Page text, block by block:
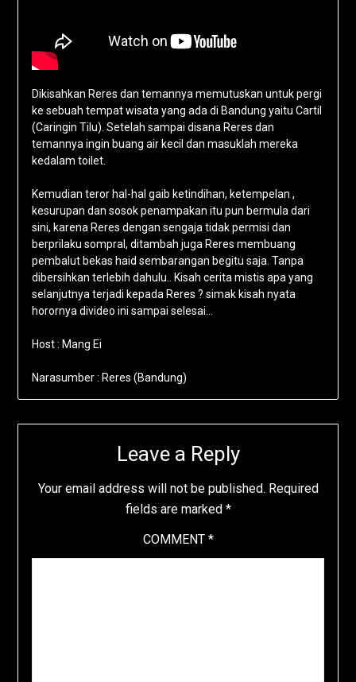
Dikisahkan Reres dan temannya memutuskan untuk pergi
ke sebuah tempat wisata yang ada di Bandung yaitu Cartil
(Caringin Tilu). Setelah sampai disana Reres dan
temannya ingin buang air kecil dan masuklah mereka
kedalam toilet.
Kemudian teror hal-hal gaib ketindihan, ketempelan ,
kesurupan dan sosok penampakan itu pun bermula dari
sini, karena Reres dengan sengaja tidak permisi dan
berprilaku sompral, ditambah juga Reres membuang
pembalut bekas haid sembarangan begitu saja. Tanpa
dibersihkan terlebih dahulu.. Kisah cerita mistis apa yang
selanjutnya terjadi kepada Reres ? simak kisah nyata
horornya divideo ini sampai selesai…
Host : Mang Ei
Narasumber : Reres (Bandung)
Leave a Reply
Your email address will not be published. Required
fields are marked *
COMMENT *